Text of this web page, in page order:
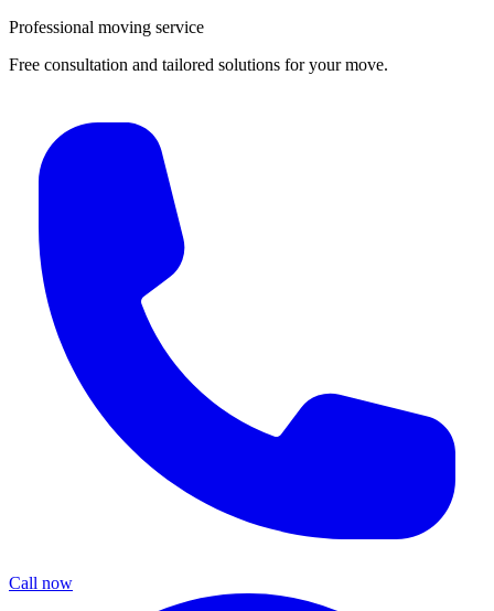
Professional moving service
Free consultation and tailored solutions for your move.
Call now